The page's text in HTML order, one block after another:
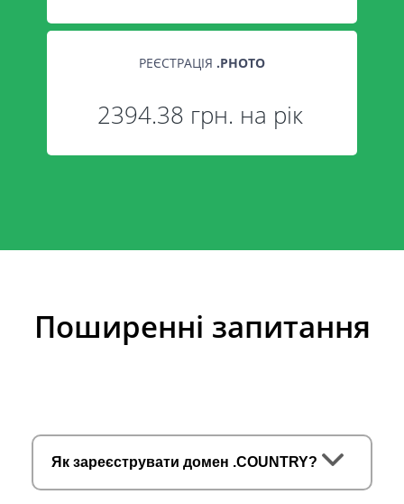
РЕЄСТРАЦІЯ .PHOTO
2394.38 грн. на рік
Поширенні запитання
Як зареєструвати домен .COUNTRY?